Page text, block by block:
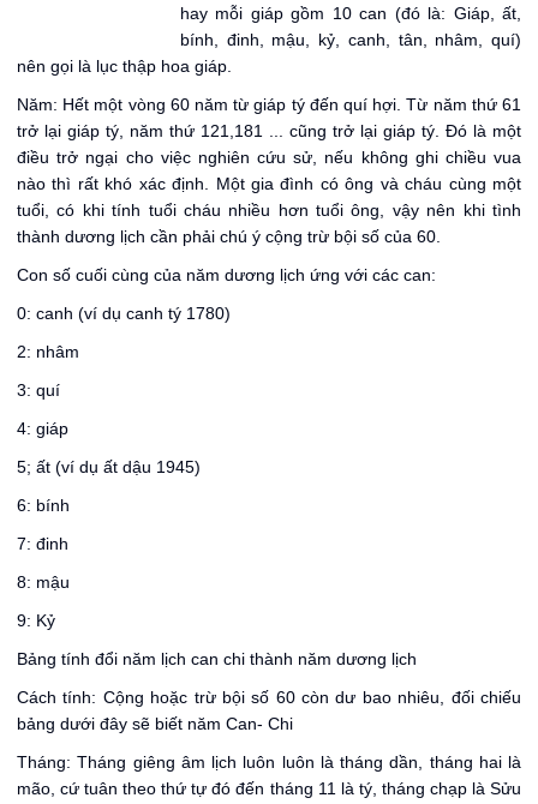
hay mỗi giáp gồm 10 can (đó là: Giáp, ất,
bính, đinh, mậu, kỷ, canh, tân, nhâm, quí)
nên gọi là lục thập hoa giáp.
Năm: Hết một vòng 60 năm từ giáp tý đến quí hợi. Từ năm thứ 61
trở lại giáp tý, năm thứ 121,181 ... cũng trở lại giáp tý. Đó là một
điều trở ngại cho việc nghiên cứu sử, nếu không ghi chiều vua
nào thì rất khó xác định. Một gia đình có ông và cháu cùng một
tuổi, có khi tính tuổi cháu nhiều hơn tuổi ông, vậy nên khi tình
thành dương lịch cần phải chú ý cộng trừ bội số của 60.
Con số cuối cùng của năm dương lịch ứng với các can:
0: canh (ví dụ canh tý 1780)
2: nhâm
3: quí
4: giáp
5; ất (ví dụ ất dậu 1945)
6: bính
7: đinh
8: mậu
9: Kỷ
Bảng tính đổi năm lịch can chi thành năm dương lịch
Cách tính: Cộng hoặc trừ bội số 60 còn dư bao nhiêu, đối chiếu
bảng dưới đây sẽ biết năm Can- Chi
Tháng: Tháng giêng âm lịch luôn luôn là tháng dần, tháng hai là
mão, cứ tuân theo thứ tự đó đến tháng 11 là tý, tháng chạp là Sửu